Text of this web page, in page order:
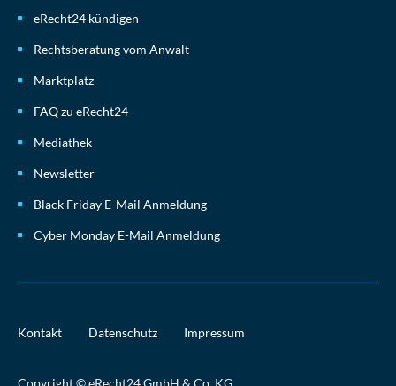
eRecht24 kündigen
Rechtsberatung vom Anwalt
Marktplatz
FAQ zu eRecht24
Mediathek
Newsletter
Black Friday E-Mail Anmeldung
Cyber Monday E-Mail Anmeldung
Kontakt Datenschutz Impressum
Copyright © eRecht24 GmbH & Co. KG